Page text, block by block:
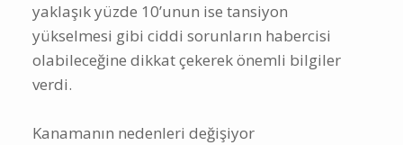
yaklaşık yüzde 10’unun ise tansiyon
yükselmesi gibi ciddi sorunların habercisi
olabileceğine dikkat çekerek önemli bilgiler
verdi.
Kanamanın nedenleri değişiyor